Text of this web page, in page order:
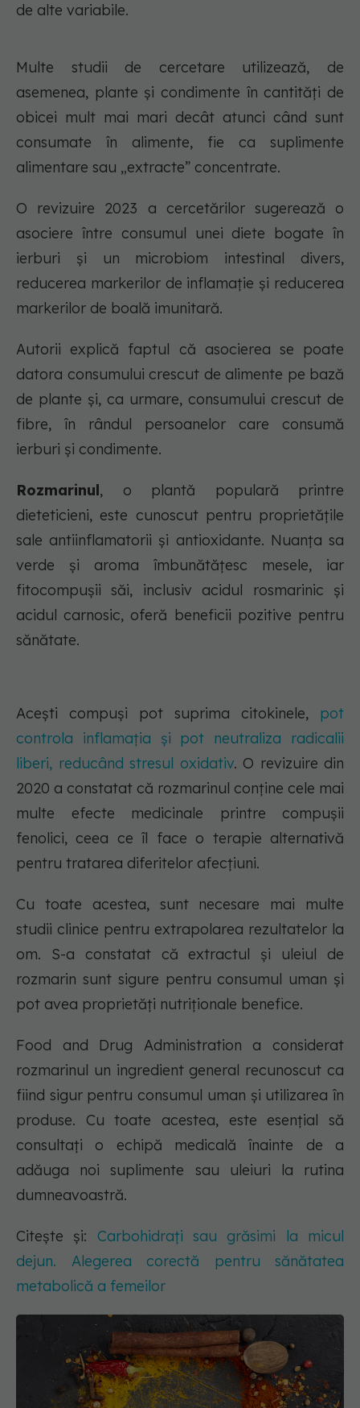
de alte variabile.
Multe studii de cercetare utilizează, de
asemenea, plante și condimente în cantități de
obicei mult mai mari decât atunci când sunt
consumate în alimente, fie ca suplimente
alimentare sau „extracte” concentrate.
O revizuire 2023 a cercetărilor sugerează o
asociere între consumul unei diete bogate în
ierburi și un microbiom intestinal divers,
reducerea markerilor de inflamație și reducerea
markerilor de boală imunitară.
Autorii explică faptul că asocierea se poate
datora consumului crescut de alimente pe bază
de plante și, ca urmare, consumului crescut de
fibre, în rândul persoanelor care consumă
ierburi și condimente.
Rozmarinul, o plantă populară printre
dieteticieni, este cunoscut pentru proprietățile
sale antiinflamatorii și antioxidante. Nuanța sa
verde și aroma îmbunătățesc mesele, iar
fitocompușii săi, inclusiv acidul rosmarinic și
acidul carnosic, oferă beneficii pozitive pentru
sănătate.
Acești compuși pot suprima citokinele, pot
controla inflamația și pot neutraliza radicalii
liberi, reducând stresul oxidativ. O revizuire din
2020 a constatat că rozmarinul conține cele mai
multe efecte medicinale printre compușii
fenolici, ceea ce îl face o terapie alternativă
pentru tratarea diferitelor afecțiuni.
Cu toate acestea, sunt necesare mai multe
studii clinice pentru extrapolarea rezultatelor la
om. S-a constatat că extractul și uleiul de
rozmarin sunt sigure pentru consumul uman și
pot avea proprietăți nutriționale benefice.
Food and Drug Administration a considerat
rozmarinul un ingredient general recunoscut ca
fiind sigur pentru consumul uman și utilizarea în
produse. Cu toate acestea, este esențial să
consultați o echipă medicală înainte de a
adăuga noi suplimente sau uleiuri la rutina
dumneavoastră.
Citește și: Carbohidrați sau grăsimi la micul
dejun. Alegerea corectă pentru sănătatea
metabolică a femeilor